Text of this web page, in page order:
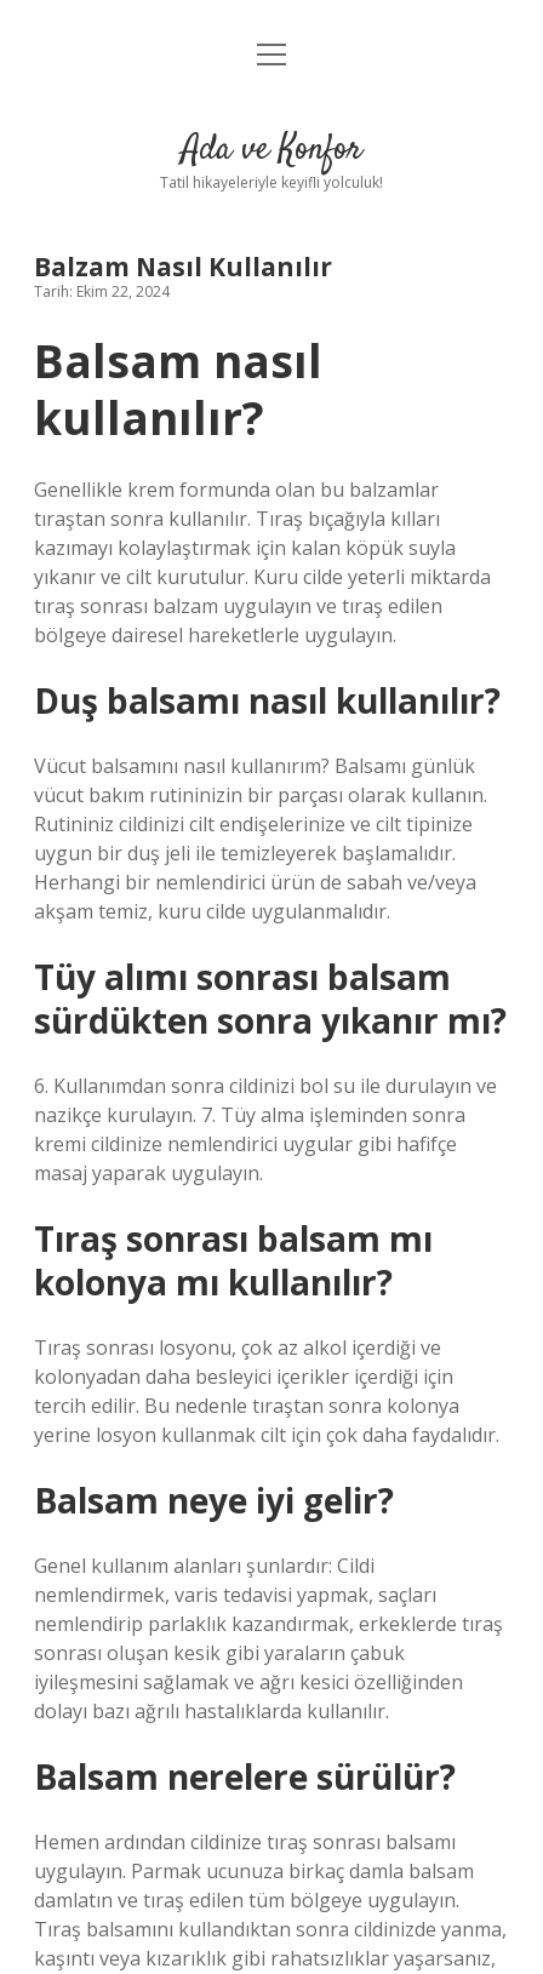
Anasayfa
Yasal Uyarı
menüyü
Ada ve Konfor
Tatil hikayeleriyle keyifli yolculuk!
Balzam Nasıl Kullanılır
Tarih: Ekim 22, 2024
Balsam nasıl
kullanılır?
Genellikle krem ​​formunda olan bu balzamlar
tıraştan sonra kullanılır. Tıraş bıçağıyla kılları
kazımayı kolaylaştırmak için kalan köpük suyla
yıkanır ve cilt kurutulur. Kuru cilde yeterli miktarda
tıraş sonrası balzam uygulayın ve tıraş edilen
bölgeye dairesel hareketlerle uygulayın.
Duş balsamı nasıl kullanılır?
Vücut balsamını nasıl kullanırım? Balsamı günlük
vücut bakım rutininizin bir parçası olarak kullanın.
Rutininiz cildinizi cilt endişelerinize ve cilt tipinize
uygun bir duş jeli ile temizleyerek başlamalıdır.
Herhangi bir nemlendirici ürün de sabah ve/veya
akşam temiz, kuru cilde uygulanmalıdır.
Tüy alımı sonrası balsam
sürdükten sonra yıkanır mı?
6. Kullanımdan sonra cildinizi bol su ile durulayın ve
nazikçe kurulayın. 7. Tüy alma işleminden sonra
kremi cildinize nemlendirici uygular gibi hafifçe
masaj yaparak uygulayın.
Tıraş sonrası balsam mı
kolonya mı kullanılır?
Tıraş sonrası losyonu, çok az alkol içerdiği ve
kolonyadan daha besleyici içerikler içerdiği için
tercih edilir. Bu nedenle tıraştan sonra kolonya
yerine losyon kullanmak cilt için çok daha faydalıdır.
Balsam neye iyi gelir?
Genel kullanım alanları şunlardır: Cildi
nemlendirmek, varis tedavisi yapmak, saçları
nemlendirip parlaklık kazandırmak, erkeklerde tıraş
sonrası oluşan kesik gibi yaraların çabuk
iyileşmesini sağlamak ve ağrı kesici özelliğinden
dolayı bazı ağrılı hastalıklarda kullanılır.
Balsam nerelere sürülür?
Hemen ardından cildinize tıraş sonrası balsamı
uygulayın. Parmak ucunuza birkaç damla balsam
damlatın ve tıraş edilen tüm bölgeye uygulayın.
Tıraş balsamını kullandıktan sonra cildinizde yanma,
kaşıntı veya kızarıklık gibi rahatsızlıklar yaşarsanız,